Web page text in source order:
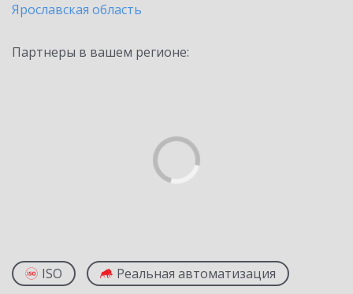
Ярославская область
Партнеры в вашем регионе:
ISO Реальная автоматизация